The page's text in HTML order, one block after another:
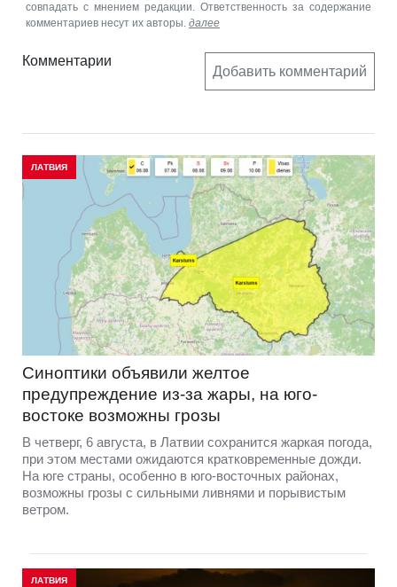
совпадать с мнением редакции. Ответственность за содержание
комментариев несут их авторы. далее
Комментарии
Добавить комментарий
ЛАТВИЯ
Синоптики объявили желтое
предупреждение из-за жары, на юго-
востоке возможны грозы
В четверг, 6 августа, в Латвии сохранится жаркая погода,
при этом местами ожидаются кратковременные дожди.
На юге страны, особенно в юго-восточных районах,
возможны грозы с сильными ливнями и порывистым
ветром.
ЛАТВИЯ